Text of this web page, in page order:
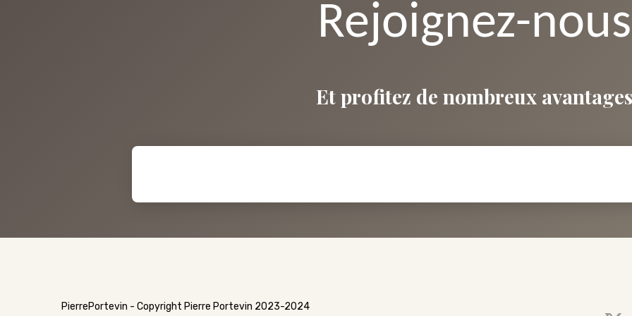
Rejoignez-nous
Et profitez de nombreux avantages
PierrePortevin - Copyright Pierre Portevin 2023-2024